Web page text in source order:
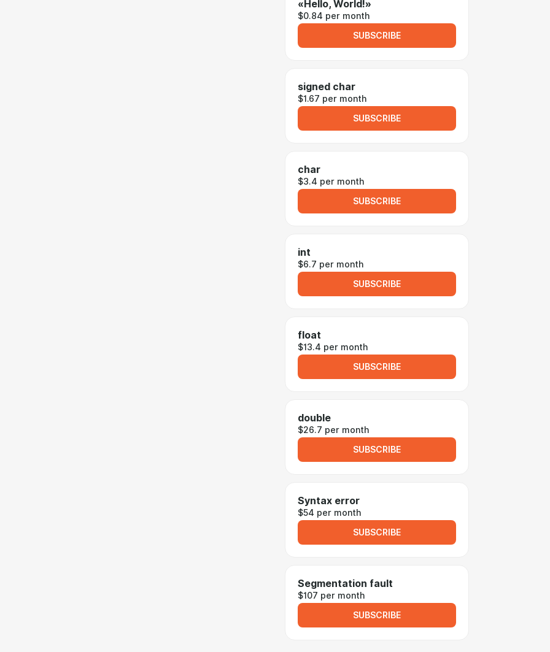
«Hello, World!»
$0.84 per month
SUBSCRIBE
signed char
$1.67 per month
SUBSCRIBE
char
$3.4 per month
SUBSCRIBE
int
$6.7 per month
SUBSCRIBE
float
$13.4 per month
SUBSCRIBE
double
$26.7 per month
SUBSCRIBE
Syntax error
$54 per month
SUBSCRIBE
Segmentation fault
$107 per month
SUBSCRIBE